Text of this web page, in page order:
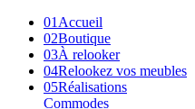
01 Accueil
02Boutique
03À relooker
04Relookez vos meubles
05Réalisations
Commodes